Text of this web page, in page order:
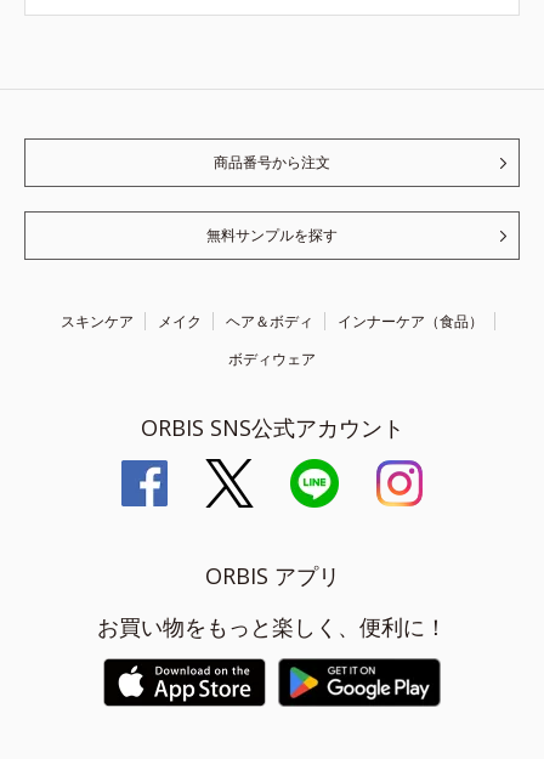
商品番号から注文
無料サンプルを探す
スキンケア メイク ヘア＆ボディ
インナーケア（食品）
ボディウェア
ORBIS SNS公式アカウント
ORBIS アプリ
お買い物をもっと楽しく、便利に！